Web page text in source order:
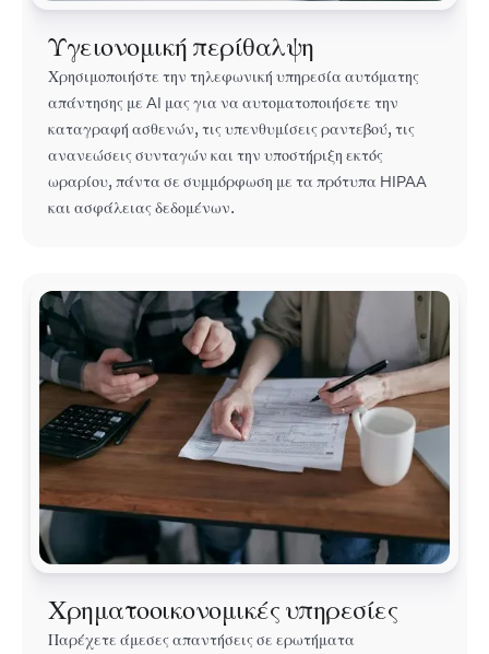
Υγειονομική περίθαλψη
Χρησιμοποιήστε την τηλεφωνική υπηρεσία αυτόματης
απάντησης με AI μας για να αυτοματοποιήσετε την
καταγραφή ασθενών, τις υπενθυμίσεις ραντεβού, τις
ανανεώσεις συνταγών και την υποστήριξη εκτός
ωραρίου, πάντα σε συμμόρφωση με τα πρότυπα HIPAA
και ασφάλειας δεδομένων.
Χρηματοοικονομικές υπηρεσίες
Παρέχετε άμεσες απαντήσεις σε ερωτήματα